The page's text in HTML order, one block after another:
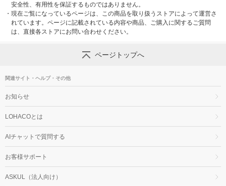
安全性、有用性を保証するものではありません。
・ 現在ご覧になっているページは、この商品を取り扱うストアによって運営さ
れています。ページに記載されている内容や商品、ご購入に関するご質問
は、直接各ストアにお問い合わせください。
ページトップへ
関連サイト・ヘルプ・その他
お知らせ
LOHACOとは
AIチャットで質問する
お客様サポート
ASKUL（法人向け）